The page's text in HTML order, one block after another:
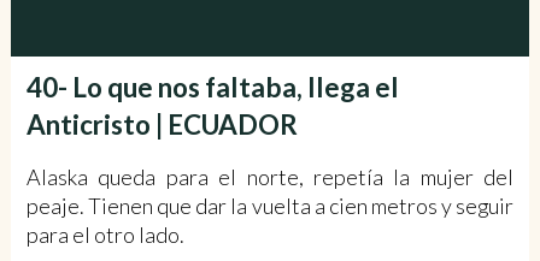
40- Lo que nos faltaba, llega el
Anticristo | ECUADOR
Alaska queda para el norte, repetía la mujer del
peaje. Tienen que dar la vuelta a cien metros y seguir
para el otro lado.